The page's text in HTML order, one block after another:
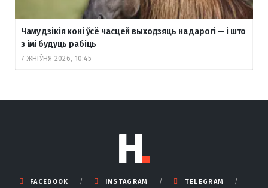
Чаму дзікія коні ўсё часцей выходзяць на дарогі — і што
з імі будуць рабіць
7 ЖНІЎНЯ 2026, 10:45
FACEBOOK INSTAGRAM TELEGRAM